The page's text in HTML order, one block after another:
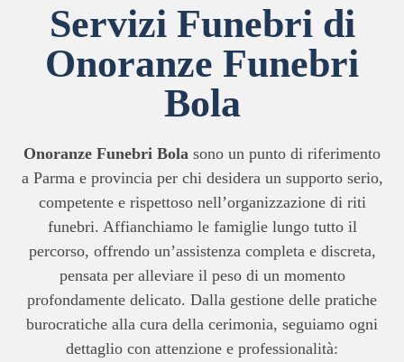
Servizi Funebri di
Onoranze Funebri
Bola
Onoranze Funebri Bola sono un punto di riferimento
a Parma e provincia per chi desidera un supporto serio,
competente e rispettoso nell’organizzazione di riti
funebri. Affianchiamo le famiglie lungo tutto il
percorso, offrendo un’assistenza completa e discreta,
pensata per alleviare il peso di un momento
profondamente delicato. Dalla gestione delle pratiche
burocratiche alla cura della cerimonia, seguiamo ogni
dettaglio con attenzione e professionalità: